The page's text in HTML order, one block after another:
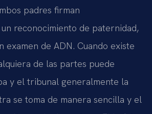
padres firman
reconocimiento de paternidad,
examen de ADN. Cuando existe
de las partes puede
y el tribunal generalmente la
se toma de manera sencilla y el